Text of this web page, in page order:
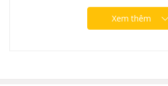
Xem thêm